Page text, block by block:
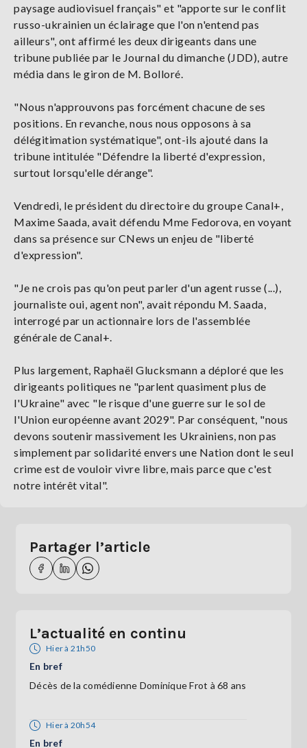
paysage audiovisuel français" et "apporte sur le conflit
russo-ukrainien un éclairage que l'on n'entend pas
ailleurs", ont affirmé les deux dirigeants dans une
tribune publiée par le Journal du dimanche (JDD), autre
média dans le giron de M. Bolloré.
"Nous n'approuvons pas forcément chacune de ses
positions. En revanche, nous nous opposons à sa
délégitimation systématique", ont-ils ajouté dans la
tribune intitulée "Défendre la liberté d'expression,
surtout lorsqu'elle dérange".
Vendredi, le président du directoire du groupe Canal+,
Maxime Saada, avait défendu Mme Fedorova, en voyant
dans sa présence sur CNews un enjeu de "liberté
d'expression".
"Je ne crois pas qu'on peut parler d'un agent russe (...),
journaliste oui, agent non", avait répondu M. Saada,
interrogé par un actionnaire lors de l'assemblée
générale de Canal+.
Plus largement, Raphaël Glucksmann a déploré que les
dirigeants politiques ne "parlent quasiment plus de
l'Ukraine" avec "le risque d'une guerre sur le sol de
l'Union européenne avant 2029". Par conséquent, "nous
devons soutenir massivement les Ukrainiens, non pas
simplement par solidarité envers une Nation dont le seul
crime est de vouloir vivre libre, mais parce que c'est
notre intérêt vital".
Partager l’article
L’actualité en continu
Hier à 21h50
En bref
Décès de la comédienne Dominique Frot à 68 ans
Hier à 20h54
En bref